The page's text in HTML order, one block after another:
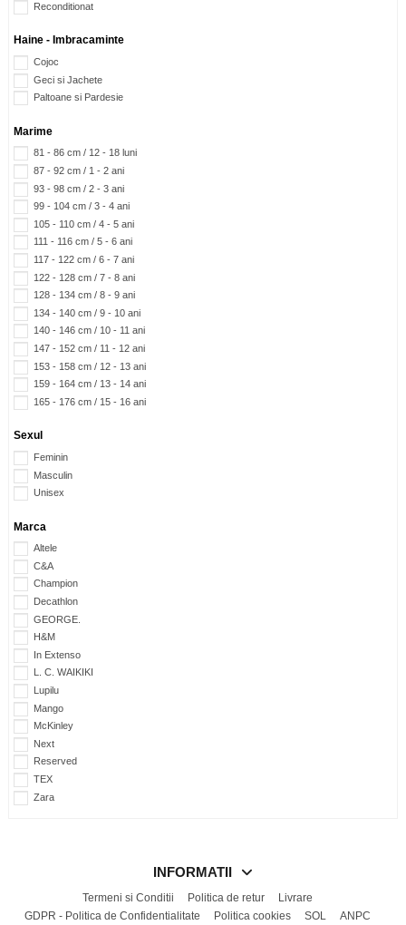
Reconditionat
Haine - Imbracaminte
Cojoc
Geci si Jachete
Paltoane si Pardesie
Marime
81 - 86 cm / 12 - 18 luni
87 - 92 cm / 1 - 2 ani
93 - 98 cm / 2 - 3 ani
99 - 104 cm / 3 - 4 ani
105 - 110 cm / 4 - 5 ani
111 - 116 cm / 5 - 6 ani
117 - 122 cm / 6 - 7 ani
122 - 128 cm / 7 - 8 ani
128 - 134 cm / 8 - 9 ani
134 - 140 cm / 9 - 10 ani
140 - 146 cm / 10 - 11 ani
147 - 152 cm / 11 - 12 ani
153 - 158 cm / 12 - 13 ani
159 - 164 cm / 13 - 14 ani
165 - 176 cm / 15 - 16 ani
Sexul
Feminin
Masculin
Unisex
Marca
Altele
C&A
Champion
Decathlon
GEORGE.
H&M
In Extenso
L. C. WAIKIKI
Lupilu
Mango
McKinley
Next
Reserved
TEX
Zara
INFORMATII
Termeni si Conditii Politica de retur
Livrare
GDPR - Politica de Confidentialitate
Politica cookies SOL ANPC